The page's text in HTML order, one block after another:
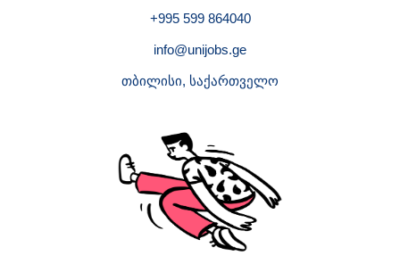
+995 599 864040
info@unijobs.ge
თბილისი, საქართველო